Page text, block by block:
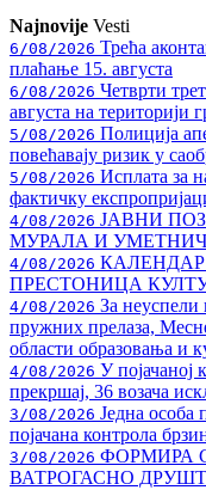
Najnovije Vesti
6/08/2026 Трећа
плаћање 15. августа
6/08/2026 Четврти
августа на територији
5/08/2026 Полиција
повећавају ризик у
5/08/2026 Исплата за
фактичку
4/08/2026 ЈАВНИ
МУРАЛА И
4/08/2026 КАЛЕНДАР
ПРЕСТОНИЦА
4/08/2026 За неуспели
пружних прелаза,
области образовања и
4/08/2026 У појачаној
прекршај, 36 возача
3/08/2026 Једна особа
појачана контрола
3/08/2026 ФОРМИРА
ВАТРОГАСНО